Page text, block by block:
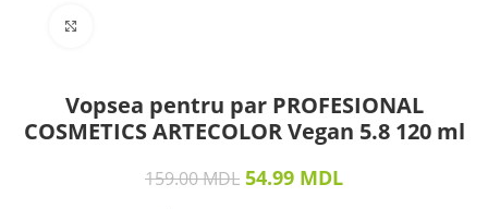
Vopsea pentru par PROFESIONAL
COSMETICS ARTECOLOR Vegan 5.8 120 ml
159.00MDL 54.99 MDL